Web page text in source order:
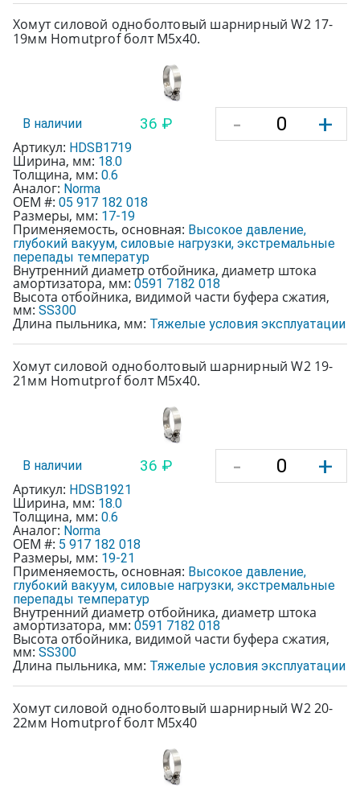
Хомут силовой одноболтовый шарнирный W2 17-
19мм Homutprof болт М5х40.
В наличии 36 ₽ - +
Артикул: HDSB1719
Ширина, мм: 18.0
Толщина, мм: 0.6
Аналог: Norma
OEM #: 05 917 182 018
Размеры, мм: 17-19
Применяемость, основная: Высокое давление,
глубокий вакуум, силовые нагрузки, экстремальные
перепады температур
Внутренний диаметр отбойника, диаметр штока
амортизатора, мм: 0591 7182 018
Высота отбойника, видимой части буфера сжатия,
мм: SS300
Длина пыльника, мм: Тяжелые условия эксплуатации
Хомут силовой одноболтовый шарнирный W2 19-
21мм Homutprof болт М5х40.
В наличии 36 ₽ - +
Артикул: HDSB1921
Ширина, мм: 18.0
Толщина, мм: 0.6
Аналог: Norma
OEM #: 5 917 182 018
Размеры, мм: 19-21
Применяемость, основная: Высокое давление,
глубокий вакуум, силовые нагрузки, экстремальные
перепады температур
Внутренний диаметр отбойника, диаметр штока
амортизатора, мм: 0591 7182 018
Высота отбойника, видимой части буфера сжатия,
мм: SS300
Длина пыльника, мм: Тяжелые условия эксплуатации
Хомут силовой одноболтовый шарнирный W2 20-
22мм Homutprof болт М5х40